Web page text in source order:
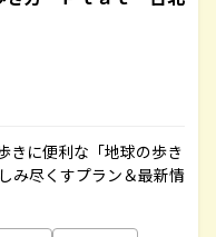
きに便利な「地球の歩き
み尽くすプラン＆最新情